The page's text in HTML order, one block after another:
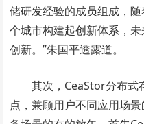
储研发经验的成员组成，
个城市构建起创新体系，
创新。”朱国平透露道。
其次，CeaStor分布式
点，兼顾用户不同应用场